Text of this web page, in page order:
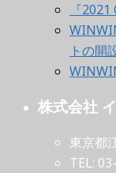
『
トの開
株式会社
東京都
TEL: